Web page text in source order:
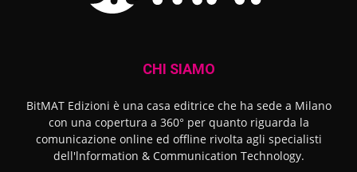
CHI SIAMO
BitMAT Edizioni è una casa editrice che ha sede a Milano
con una copertura a 360° per quanto riguarda la
comunicazione online ed offline rivolta agli specialisti
dell'lnformation & Communication Technology.